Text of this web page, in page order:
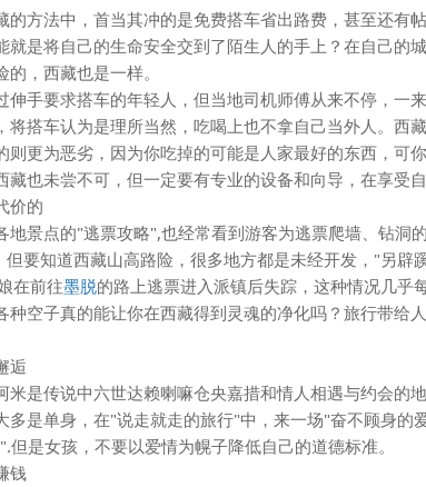
方法中，首当其冲的是免费搭车省出路费，甚至还有
就是将自己的生命安全交到了陌生人的手上？在自己的
，西藏也是一样。
手要求搭车的年轻人，但当地司机师傅从来不停，一
将搭车认为是理所当然，吃喝上也不拿自己当外人。西
则更为恶劣，因为你吃掉的可能是人家最好的东西，可
藏也未尝不可，但一定要有专业的设备和向导，在享受
价的
景点的"逃票攻略",也经常看到游客为逃票爬墙、钻洞
要知道西藏山高路险，很多地方都是未经开发，"另
在前往墨脱的路上逃票进入派镇后失踪，这种情况几乎
种空子真的能让你在西藏得到灵魂的净化吗？旅行带给
逅
米是传说中六世达赖喇嘛仓央嘉措和情人相遇与约会的
是单身，在"说走就走的旅行"中，来一场"奋不顾身的
是女孩，不要以爱情为幌子降低自己的道德标准。
钱